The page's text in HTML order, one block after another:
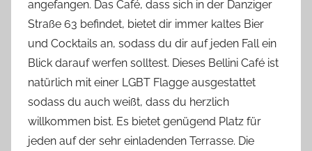
angefangen. Das Café, dass sich in der Danziger
Straße 63 befindet, bietet dir immer kaltes Bier
und Cocktails an, sodass du dir auf jeden Fall ein
Blick darauf werfen solltest. Dieses Bellini Café ist
natürlich mit einer LGBT Flagge ausgestattet
sodass du auch weißt, dass du herzlich
willkommen bist. Es bietet genügend Platz für
jeden auf der sehr einladenden Terrasse. Die